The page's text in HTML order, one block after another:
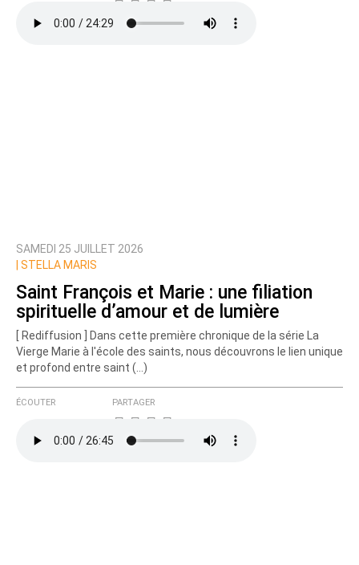
Texte de votre message
Prévenez-moi de tous les nouveaux commentaires
SAMEDI 25 JUILLET 2026
STELLA MARIS
Saint François et Marie : une filiation
spirituelle d’amour et de lumière
[ Rediffusion ] Dans cette première chronique de la série La
Vierge Marie à l'école des saints, nous découvrons le lien unique
et profond entre saint (…)
ÉCOUTER PARTAGER